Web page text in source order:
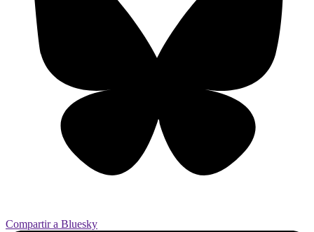
Compartir a Bluesky